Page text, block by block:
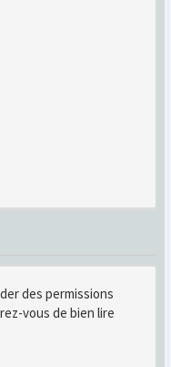
des permissions
vous de bien lire